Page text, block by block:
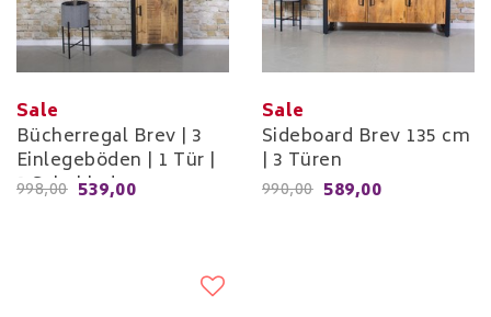
Sale
Bücherregal Brev | 3
Einlegeböden | 1 Tür |
1 Schublade
998,00 539,00
Sale
Sideboard Brev 135 cm
| 3 Türen
990,00 589,00